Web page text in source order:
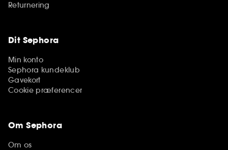
Returnering
Dit Sephora
Min konto
Sephora kundeklub
Gavekort
Cookie præferencer
Om Sephora
Om os